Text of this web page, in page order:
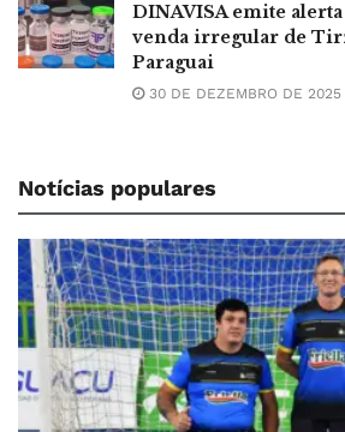
DINAVISA emite
venda irregular de
Paraguai
30 DE DEZEMBRO DE 2025
Notícias populares